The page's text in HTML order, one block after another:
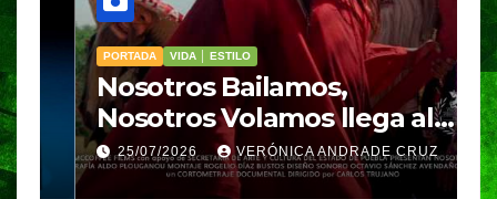
PORTADA VIDA │ ESTILO
Nosotros Bailamos,
Nosotros Volamos llega al
GIFF
25/07/2026 VERÓNICA ANDRADE CRUZ